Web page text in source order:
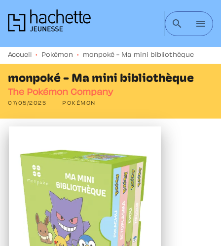
MENU RECHERCHE CONTENU
search menu
Accueil • Pokémon • monpoké - Ma mini bibliothèque
monpoké - Ma mini bibliothèque
The Pokémon Company
07/05/2025 POKÉMON